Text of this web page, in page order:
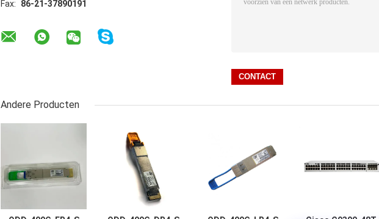
Fax:
86-21-37890191
Andere Producten